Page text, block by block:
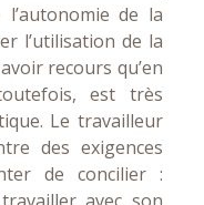
de la
l’utilisation de la
recours qu’en
est très
Le travailleur
des exigences
de concilier :